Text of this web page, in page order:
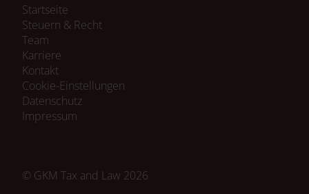
Navigation
überspringen
Startseite
Steuern & Recht
Team
Karriere
Kontakt
Cookie-Einstellungen
Navigation
überspringen
Datenschutz
Impressum
© GKM Tax and Law 2026